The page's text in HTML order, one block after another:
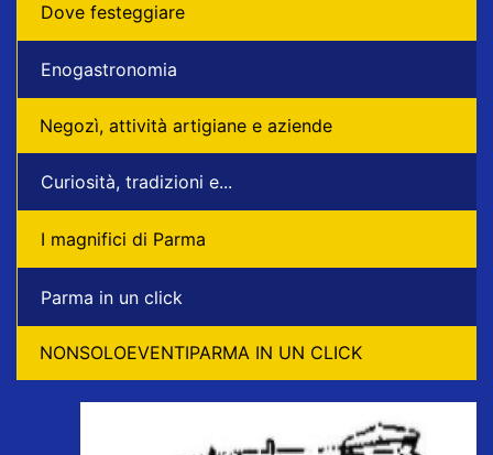
Dove festeggiare
Enogastronomia
Negozì, attività artigiane e aziende
Curiosità, tradizioni e...
I magnifici di Parma
Parma in un click
NONSOLOEVENTIPARMA IN UN CLICK